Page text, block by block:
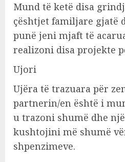
Mund të ketë disa
çështjet familjare gjatë
punë jeni mjaft të
realizoni disa projekte
Ujori
Ujëra të trazuara për
partnerin/en është i
u trazoni shumë dhe
kushtojini më shumë
shpenzimeve.